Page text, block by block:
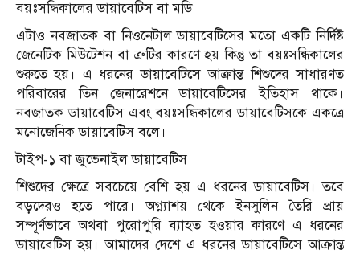
বয়ঃসন্ধিকালের ডায়াবেটিস বা মডি
এটাও নবজাতক বা নিওনেটাল ডায়াবেটিসের মতো একটি নির্দিষ্ট
জেনেটিক মিউটেশন বা ত্রুটির কারণে হয় কিন্তু তা বয়ঃসন্ধিকালের
শুরুতে হয়। এ ধরনের ডায়াবেটিসে আক্রান্ত শিশুদের সাধারণত
পরিবারের তিন জেনারেশনে ডায়াবেটিসের ইতিহাস থাকে।
নবজাতক ডায়াবেটিস এবং বয়ঃসন্ধিকালের ডায়াবেটিসকে একত্রে
মনোজেনিক ডায়াবেটিস বলে।
টাইপ-১ বা জুভেনাইল ডায়াবেটিস
শিশুদের ক্ষেত্রে সবচেয়ে বেশি হয় এ ধরনের ডায়াবেটিস। তবে
বড়দেরও হতে পারে। অগ্ন্যাশয় থেকে ইনসুলিন তৈরি প্রায়
সম্পূর্ণভাবে অথবা পুরোপুরি ব্যাহত হওয়ার কারণে এ ধরনের
ডায়াবেটিস হয়। আমাদের দেশে এ ধরনের ডায়াবেটিসে আক্রান্ত